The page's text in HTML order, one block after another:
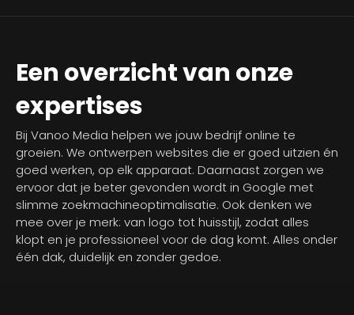
Een overzicht van onze
expertises
Bij Vanoo Media helpen we jouw bedrijf online te
groeien. We ontwerpen websites die er goed uitzien én
goed werken, op elk apparaat. Daarnaast zorgen we
ervoor dat je beter gevonden wordt in Google met
slimme zoekmachineoptimalisatie. Ook denken we
mee over je merk: van logo tot huisstijl, zodat alles
klopt en je professioneel voor de dag komt. Alles onder
één dak, duidelijk en zonder gedoe.